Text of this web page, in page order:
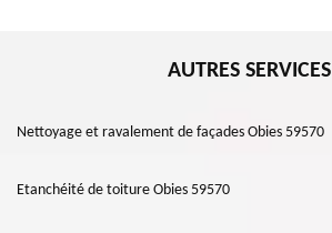
AUTRES SERVICES
Nettoyage et ravalement de façades Obies 59570
Etanchéité de toiture Obies 59570